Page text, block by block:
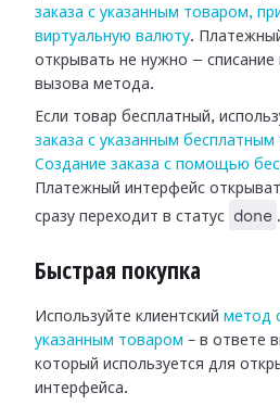
заказа с указанным товаром,
виртуальную валюту.
открывать не нужно —
вызова метода.
Если товар бесплатный,
заказа с указанным
Создание заказа с помощью
Платежный интерфейс
сразу переходит в статус
done .
Быстрая покупка
Используйте клиентский метод
указанным товаром – в ответе
который используется для
интерфейса.